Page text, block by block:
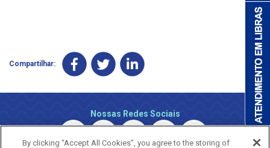
Compartilhar:
Nossas Redes Sociais
By clicking “Accept All Cookies”, you agree to the storing of